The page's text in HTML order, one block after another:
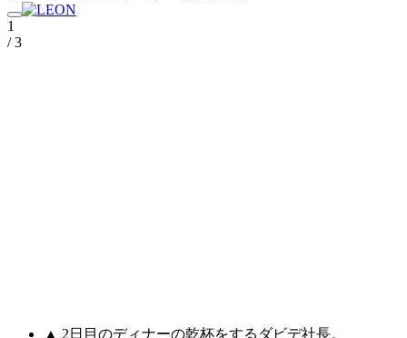
1
/ 3
▲ 2日目のディナーの乾杯をするダビデ社長。